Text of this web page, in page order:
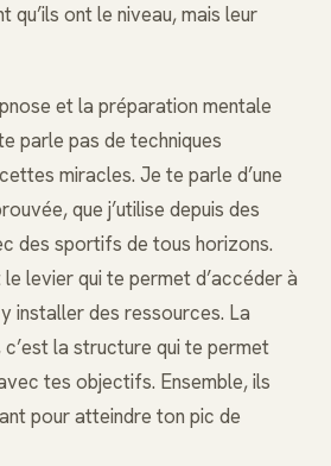
qu’ils ont le niveau, mais leur
et la préparation mentale
parle pas de techniques
miracles. Je te parle d’une
que j’utilise depuis des
des sportifs de tous horizons.
le levier qui te permet d’accéder à
installer des ressources. La
la structure qui te permet
tes objectifs. Ensemble, ils
pour atteindre ton pic de